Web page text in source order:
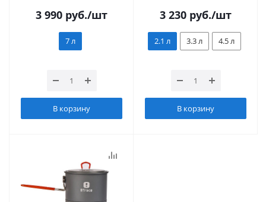
3 990 руб./шт
7 л
В корзину
3 230 руб./шт
2.1 л 3.3 л 4.5 л
В корзину